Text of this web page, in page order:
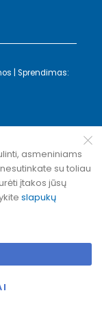
| Sprendimas:
asmeniniams
su toliau
įtakos jūsų
slapukų